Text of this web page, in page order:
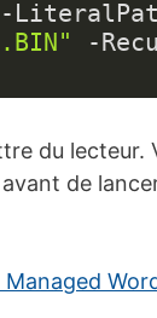
-
du lecteur.
de